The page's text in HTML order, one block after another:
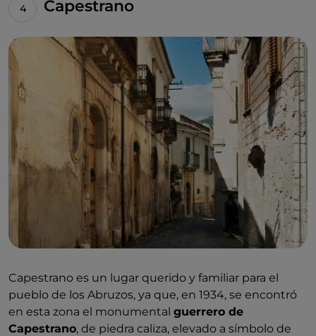
Capestrano
Capestrano es un lugar querido y familiar para el
pueblo de los Abruzos, ya que, en 1934, se encontró
en esta zona el monumental guerrero de
Capestrano, de piedra caliza, elevado a símbolo de